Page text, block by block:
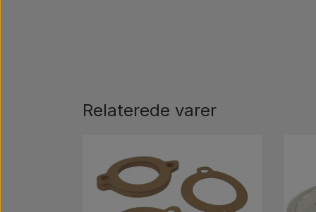
Relaterede varer